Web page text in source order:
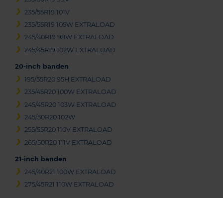
235/55R19 101V
235/55R19 105W EXTRALOAD
245/40R19 98W EXTRALOAD
245/45R19 102W EXTRALOAD
20-inch banden
195/55R20 95H EXTRALOAD
235/45R20 100W EXTRALOAD
245/45R20 103W EXTRALOAD
245/50R20 102W
255/55R20 110V EXTRALOAD
265/50R20 111V EXTRALOAD
21-inch banden
245/40R21 100W EXTRALOAD
275/45R21 110W EXTRALOAD